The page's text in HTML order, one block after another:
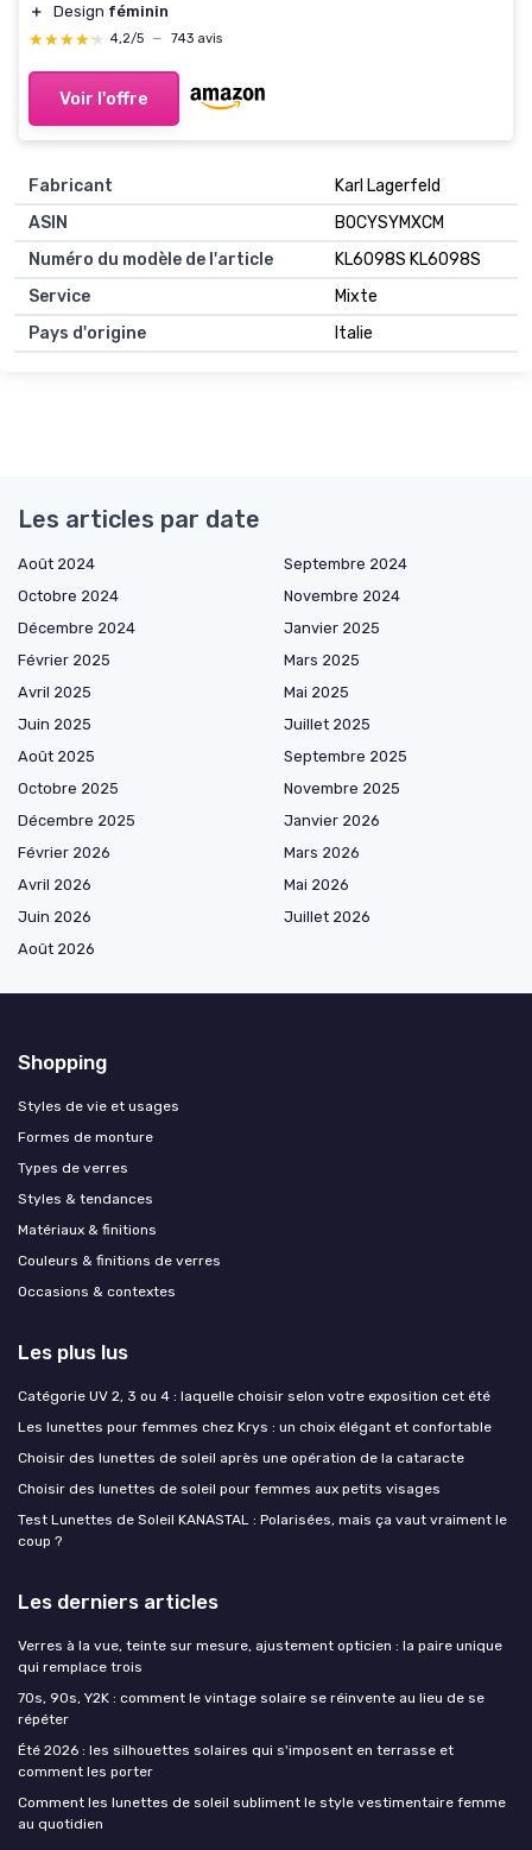
＋
Design féminin
★★★★★
★★★★★ 4,2/5 — 743 avis
Voir l'offre
Fabricant
Karl Lagerfeld
ASIN
B0CYSYMXCM
Numéro du modèle de l'article
KL6098S KL6098S
Service
Mixte
Pays d'origine
Italie
Les articles par date
Août 2024
Septembre 2024
Octobre 2024
Novembre 2024
Décembre 2024
Janvier 2025
Février 2025
Mars 2025
Avril 2025
Mai 2025
Juin 2025
Juillet 2025
Août 2025
Septembre 2025
Octobre 2025
Novembre 2025
Décembre 2025
Janvier 2026
Février 2026
Mars 2026
Avril 2026
Mai 2026
Juin 2026
Juillet 2026
Août 2026
Shopping
Styles de vie et usages
Formes de monture
Types de verres
Styles & tendances
Matériaux & finitions
Couleurs & finitions de verres
Occasions & contextes
Les plus lus
Catégorie UV 2, 3 ou 4 : laquelle choisir selon votre exposition cet été
Les lunettes pour femmes chez Krys : un choix élégant et confortable
Choisir des lunettes de soleil après une opération de la cataracte
Choisir des lunettes de soleil pour femmes aux petits visages
Test Lunettes de Soleil KANASTAL : Polarisées, mais ça vaut vraiment le
coup ?
Les derniers articles
Verres à la vue, teinte sur mesure, ajustement opticien : la paire unique
qui remplace trois
70s, 90s, Y2K : comment le vintage solaire se réinvente au lieu de se
répéter
Été 2026 : les silhouettes solaires qui s'imposent en terrasse et
comment les porter
Comment les lunettes de soleil subliment le style vestimentaire femme
au quotidien